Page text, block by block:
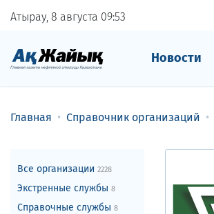
Атырау, 8 августа 0953
Новости
Главная Справочник организаций
Все организации 2228
Экстренные службы 8
Справочные службы 8